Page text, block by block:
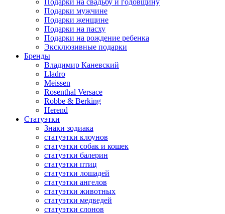
Подарки на свадьбу и годовщину
Подарки мужчине
Подарки женщине
Подарки на пасху
Подарки на рождение ребенка
Эксклюзивные подарки
Бренды
Владимир Каневский
Lladro
Meissen
Rosenthal Versace
Robbe & Berking
Herend
Статуэтки
Знаки зодиака
статуэтки клоунов
статуэтки собак и кошек
статуэтки балерин
статуэтки птиц
статуэтки лошадей
статуэтки ангелов
статуэтки животных
статуэтки медведей
статуэтки слонов